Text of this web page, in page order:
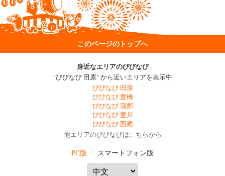
このページのトップへ
身近なエリアのびびなび
"びびなび 田原" から近いエリアを表示中
びびなび 田原
びびなび 豊橋
びびなび 蒲郡
びびなび 豊川
びびなび 西尾
他エリアのびびなびはこちらから
PC版 スマートフォン版